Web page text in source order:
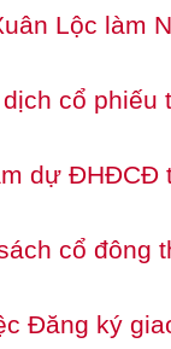
Lộc làm
cổ phiếu
dự ĐHĐCĐ
cổ
Đăng ký